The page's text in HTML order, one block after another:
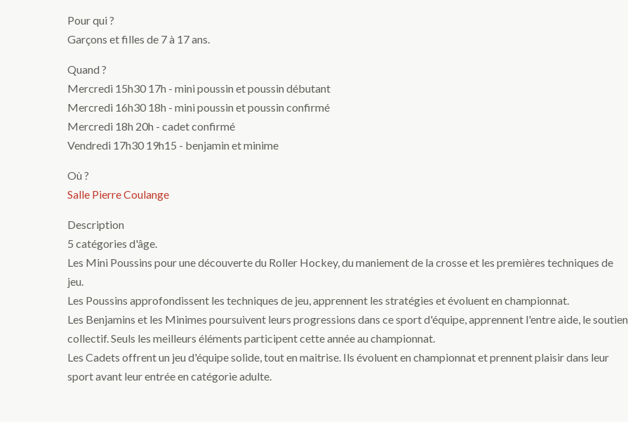
Pour qui ?
Garçons et filles de 7 à 17 ans.
Quand ?
Mercredi 15h30 17h - mini poussin et poussin débutant
Mercredi 16h30 18h - mini poussin et poussin confirmé
Mercredi 18h 20h - cadet confirmé
Vendredi 17h30 19h15 - benjamin et minime
Où ?
Salle Pierre Coulange
Description
5 catégories d'âge.
Les Mini Poussins pour une découverte du Roller Hockey, du maniement de la crosse et les premières techniques de
jeu.
Les Poussins approfondissent les techniques de jeu, apprennent les stratégies et évoluent en championnat.
Les Benjamins et les Minimes poursuivent leurs progressions dans ce sport d'équipe, apprennent l'entre aide, le soutien
collectif. Seuls les meilleurs éléments participent cette année au championnat.
Les Cadets offrent un jeu d'équipe solide, tout en maitrise. Ils évoluent en championnat et prennent plaisir dans leur
sport avant leur entrée en catégorie adulte.